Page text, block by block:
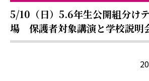
5/10（日）5.6年生公開組分け
場 保護者対象講演と学校説明